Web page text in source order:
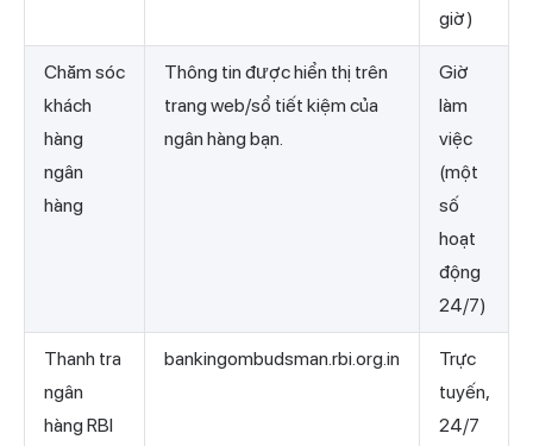
giờ)
Chăm sóc
khách
hàng
ngân
hàng
Thông tin được hiển thị trên
trang web/sổ tiết kiệm của
ngân hàng bạn.
Giờ
làm
việc
(một
số
hoạt
động
24/7)
Thanh tra
ngân
hàng RBI
bankingombudsman.rbi.org.in
Trực
tuyến,
24/7